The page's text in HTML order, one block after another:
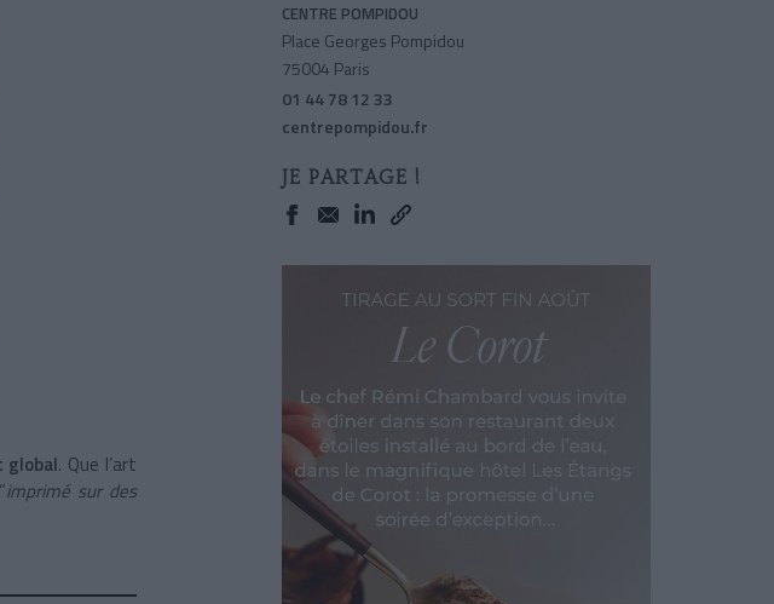
global. Que l’art
imprimé sur des
CENTRE POMPIDOU
Place Georges Pompidou
75004 Paris
01 44 78 12 33
centrepompidou.fr
JE PARTAGE !